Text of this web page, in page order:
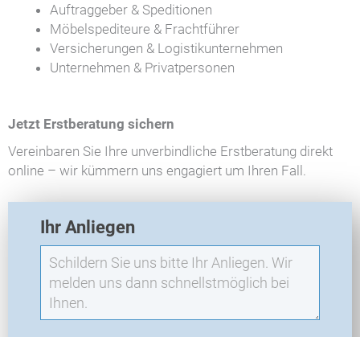
Auftraggeber & Speditionen
Möbelspediteure & Frachtführer
Versicherungen & Logistikunternehmen
Unternehmen & Privatpersonen
Jetzt Erstberatung sichern
Vereinbaren Sie Ihre unverbindliche Erstberatung direkt
online – wir kümmern uns engagiert um Ihren Fall.
X
O
Ihr Anliegen